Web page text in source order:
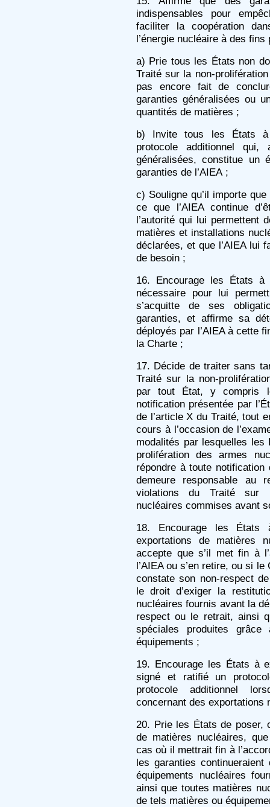
indispensables pour
faciliter la coopération
l’énergie nucléaire à des
a) Prie tous les États non
Traité sur la non-
pas encore fait de
garanties généralisées ou
quantités de matières ;
b) Invite tous les États
protocole additionnel
généralisées, constitue un
garanties de l’AIEA ;
c) Souligne qu’il importe
ce que l’AIEA continue
l’autorité qui lui permettent
matières et installations
déclarées, et que l’AIEA lui
de besoin ;
16. Encourage les États à
nécessaire pour lui
s’acquitte de ses
garanties, et affirme sa
déployés par l’AIEA à cette
la Charte ;
17. Décide de traiter sans
Traité sur la non-
par tout État, y compris
notification présentée par
de l’article X du Traité, tout
cours à l’occasion de
modalités par lesquelles
prolifération des armes
répondre à toute
demeure responsable au
violations du Traité sur
nucléaires commises avant
18. Encourage les États
exportations de matières
accepte que s’il met fin à
l’AIEA ou s’en retire, ou si
constate son non-respect
le droit d’exiger la
nucléaires fournis avant la
respect ou le retrait, ainsi
spéciales produites
équipements ;
19. Encourage les États à
signé et ratifié un
protocole additionnel
concernant des exportations
20. Prie les États de poser,
de matières nucléaires,
cas où il mettrait fin à
les garanties
équipements nucléaires
ainsi que toutes matières
de tels matières ou